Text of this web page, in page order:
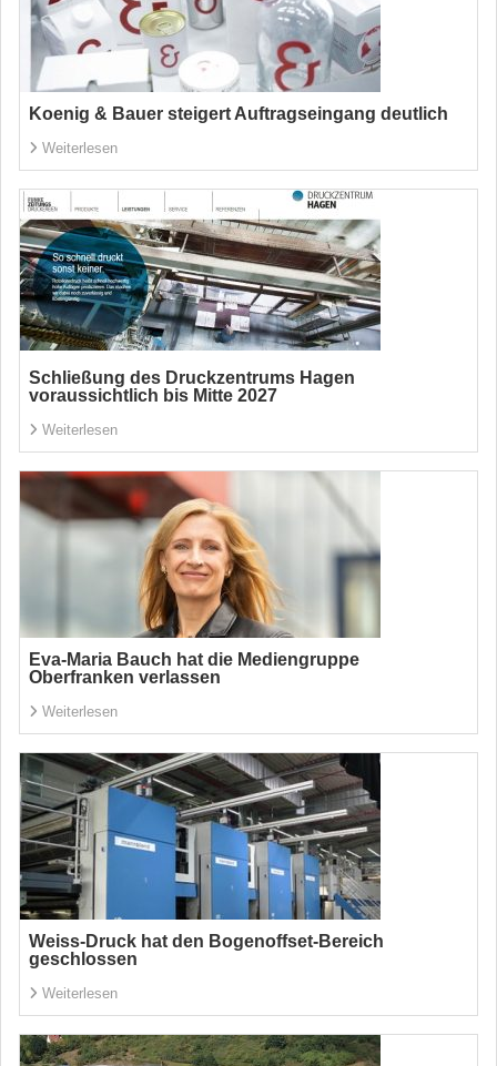
Koenig & Bauer steigert Auftragseingang deutlich
Weiterlesen
Schließung des Druckzentrums Hagen
voraussichtlich bis Mitte 2027
Weiterlesen
Eva-Maria Bauch hat die Mediengruppe
Oberfranken verlassen
Weiterlesen
Weiss-Druck hat den Bogenoffset-Bereich
geschlossen
Weiterlesen